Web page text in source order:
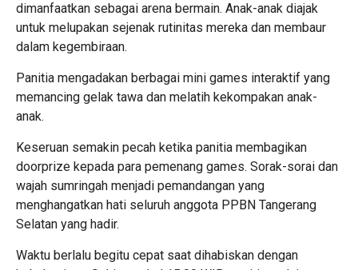
dimanfaatkan sebagai arena bermain. Anak-anak diajak
untuk melupakan sejenak rutinitas mereka dan membaur
dalam kegembiraan.
Panitia mengadakan berbagai mini games interaktif yang
memancing gelak tawa dan melatih kekompakan anak-
anak.
Keseruan semakin pecah ketika panitia membagikan
doorprize kepada para pemenang games. Sorak-sorai dan
wajah sumringah menjadi pemandangan yang
menghangatkan hati seluruh anggota PPBN Tangerang
Selatan yang hadir.
Waktu berlalu begitu cepat saat dihabiskan dengan